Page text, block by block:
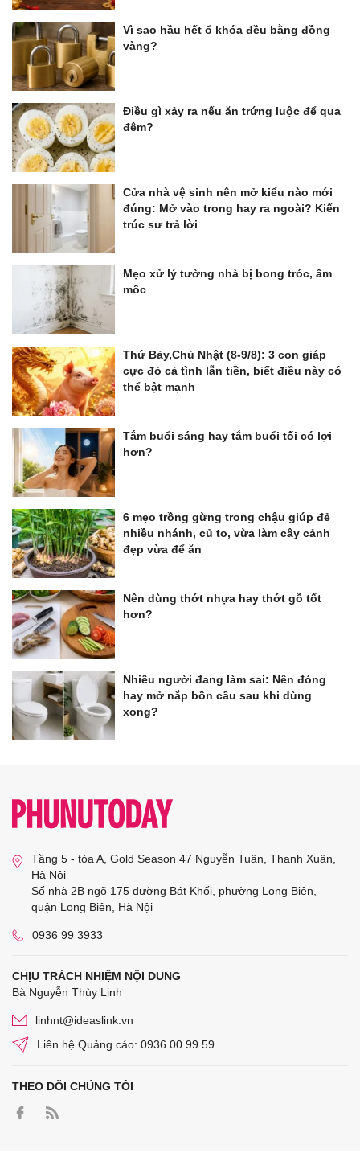
Vì sao hầu hết ổ khóa đều bằng đồng
vàng?
Điều gì xảy ra nếu ăn trứng luộc để qua
đêm?
Cửa nhà vệ sinh nên mở kiểu nào mới
đúng: Mở vào trong hay ra ngoài? Kiến
trúc sư trả lời
Mẹo xử lý tường nhà bị bong tróc, ẩm
mốc
Thứ Bảy,Chủ Nhật (8-9/8): 3 con giáp
cực đỏ cả tình lẫn tiền, biết điều này có
thể bật mạnh
Tắm buổi sáng hay tắm buổi tối có lợi
hơn?
6 mẹo trồng gừng trong chậu giúp đẻ
nhiều nhánh, củ to, vừa làm cây cảnh
đẹp vừa để ăn
Nên dùng thớt nhựa hay thớt gỗ tốt
hơn?
Nhiều người đang làm sai: Nên đóng
hay mở nắp bồn cầu sau khi dùng
xong?
Tầng 5 - tòa A, Gold Season 47 Nguyễn Tuân, Thanh Xuân,
Hà Nội
Số nhà 2B ngõ 175 đường Bát Khối, phường Long Biên,
quận Long Biên, Hà Nội
0936 99 3933
CHỊU TRÁCH NHIỆM NỘI DUNG
Bà Nguyễn Thùy Linh
linhnt@ideaslink.vn
Liên hệ Quảng cáo: 0936 00 99 59
THEO DÕI CHÚNG TÔI